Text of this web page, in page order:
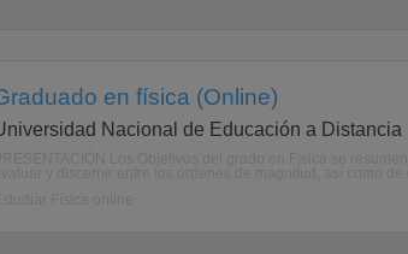
en física (Online)
Nacional de Educación a Distancia